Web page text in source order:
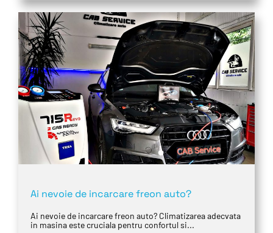
Ai nevoie de incarcare freon auto?
Ai nevoie de incarcare freon auto? Climatizarea adecvata
in masina este cruciala pentru confortul si...